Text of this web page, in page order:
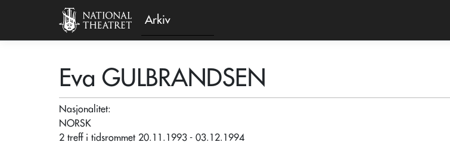
Arkiv
Eva GULBRANDSEN
Nasjonalitet:
NORSK
2 treff i tidsrommet 20.11.1993 - 03.12.1994